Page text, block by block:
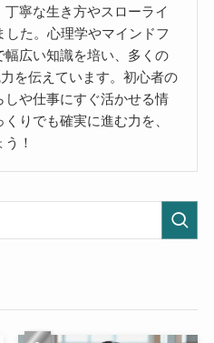
寧な生き方やスローライ
た。心理学やマインドフ
幅広い知識を培い、多くの
を伝えています。初心者の
や仕事にすぐ活かせる情
りでも確実に進む力を、
！